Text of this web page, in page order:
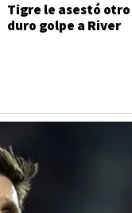
Tigre le asestó otro
duro golpe a River